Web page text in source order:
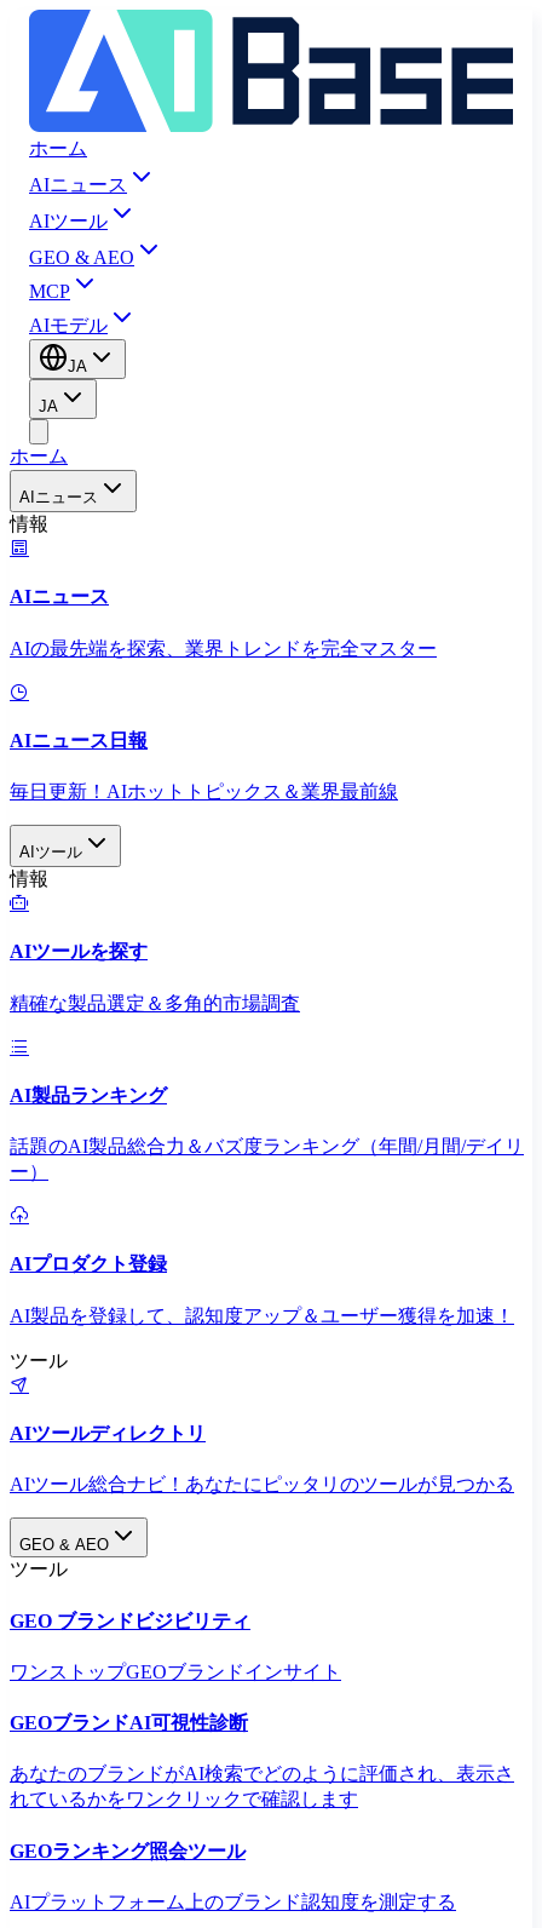
ホーム
AIニュース
AIツール
GEO & AEO
MCP
AIモデル
JA
JA
ホーム
AIニュース
情報
AIニュース
AIの最先端を探索、業界トレンドを完全マスター
AIニュース日報
毎日更新！AIホットトピックス＆業界最前線
AIツール
情報
AIツールを探す
精確な製品選定＆多角的市場調査
AI製品ランキング
話題のAI製品総合力＆バズ度ランキング（年間/月間/デイリ
ー）
AIプロダクト登録
AI製品を登録して、認知度アップ＆ユーザー獲得を加速！
ツール
AIツールディレクトリ
AIツール総合ナビ！あなたにピッタリのツールが見つかる
GEO & AEO
ツール
GEO ブランドビジビリティ
ワンストップGEOブランドインサイト
GEOブランドAI可視性診断
あなたのブランドがAI検索でどのように評価され、表示さ
れているかをワンクリックで確認します
GEOランキング照会ツール
AIプラットフォーム上のブランド認知度を測定する